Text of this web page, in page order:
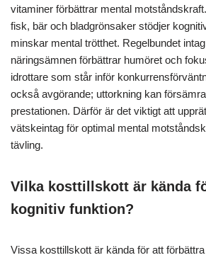
vitaminer förbättrar mental
fisk, bär och bladgrönsaker stödjer
minskar mental trötthet. Regelbundet
näringsämnen förbättrar humöret och
idrottare som står inför
också avgörande; uttorkning kan
prestationen. Därför är det viktigt att
vätskeintag för optimal mental
tävling.
Vilka kosttillskott är kända
kognitiv funktion?
Vissa kosttillskott är kända för att